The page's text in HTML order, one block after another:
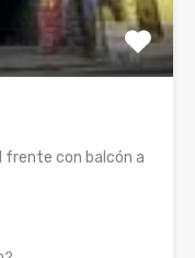
frente con balcón a